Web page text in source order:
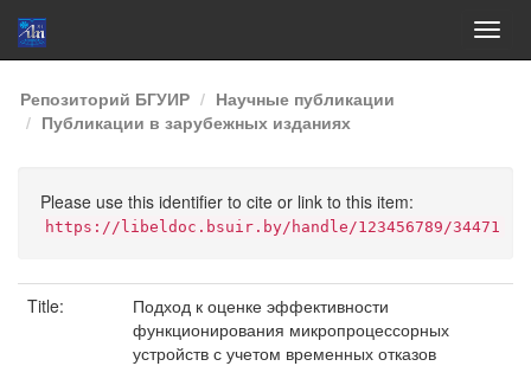
Skip
navigation
Репозиторий БГУИР
Научные публикации
Публикации в зарубежных изданиях
Please use this identifier to cite or link to this item:
https://libeldoc.bsuir.by/handle/123456789/34471
Title:
Подход к оценке эффективности
функционирования микропроцессорных
устройств с учетом временных отказов